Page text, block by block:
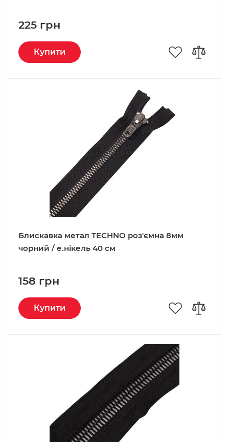
225 грн
Купити
Блискавка метал TECHNO роз'ємна 8мм
чорний / е.нікель 40 см
158 грн
Купити